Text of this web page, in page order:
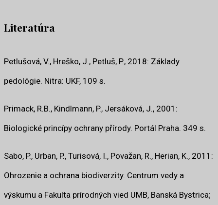
Literatúra
Petlušová, V., Hreško, J., Petluš, P., 2018: Základy
pedológie. Nitra: UKF, 109 s.
Primack, R.B., Kindlmann, P., Jersáková, J., 2001:
Biologické princípy ochrany přírody. Portál Praha. 349 s.
Sabo, P., Urban, P., Turisová, I., Považan, R., Herian, K., 2011:
Ohrozenie a ochrana biodiverzity. Centrum vedy a
výskumu a Fakulta prírodných vied UMB, Banská Bystrica;